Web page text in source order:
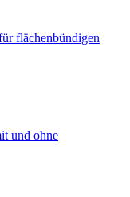
flächenbündigen
und ohne